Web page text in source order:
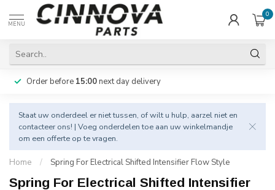
MENU
0
Order before 15:00next day delivery
Staat uw onderdeel er niet tussen, of wilt u hulp, aarzel niet en
contacteer ons! | Voeg onderdelen toe aan uw winkelmandje
om een offerte op te vragen.
Home / Spring For Electrical Shifted Intensifier Flow Style
Spring For Electrical Shifted Intensifier